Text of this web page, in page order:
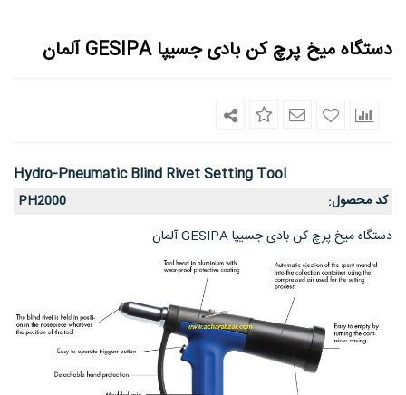
دستگاه میخ پرچ کن بادی جسیپا GESIPA آلمان
Hydro-Pneumatic Blind Rivet Setting Tool
کد محصول:
PH2000
دستگاه میخ پرچ کن بادی جسیپا GESIPA آلمان